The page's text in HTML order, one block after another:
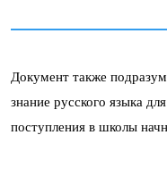
Документ также
знание русского языка
поступления в школы